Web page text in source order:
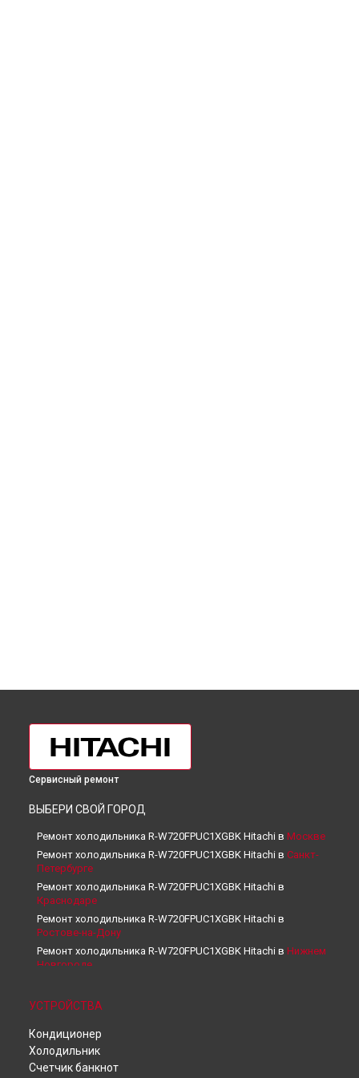
Сервисный ремонт
ВЫБЕРИ СВОЙ ГОРОД
Ремонт холодильника R-W720FPUC1XGBK Hitachi в Москве
Ремонт холодильника R-W720FPUC1XGBK Hitachi в Санкт-
Петербурге
Ремонт холодильника R-W720FPUC1XGBK Hitachi в
Краснодаре
Ремонт холодильника R-W720FPUC1XGBK Hitachi в
Ростове-на-Дону
Ремонт холодильника R-W720FPUC1XGBK Hitachi в Нижнем
Новгороде
Новосибирске
Челябинске
Ремонт холодильника R-W720FPUC1XGBK Hitachi в
Екатеринбурге
УСТРОЙСТВА
Кондиционер
Холодильник
Счетчик банкнот